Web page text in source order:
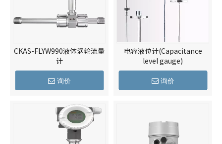
CKAS-FLYW990液体涡轮流量
计
询价
电容液位计(Capacitance
level gauge)
询价